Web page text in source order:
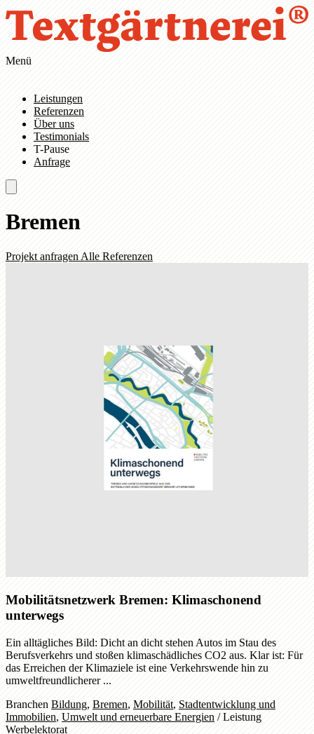
Zum Hauptinhalt springen
Zur Navigation springen
Menü
Leistungen
Referenzen
Über uns
Testimonials
T-Pause
Anfrage
Bremen
Projekt anfragenAlle Referenzen
Mobilitätsnetzwerk Bremen: Klimaschonend
unterwegs
Ein alltägliches Bild: Dicht an dicht stehen Autos im Stau des
Berufsverkehrs und stoßen klimaschädliches CO2 aus. Klar ist: Für
das Erreichen der Klimaziele ist eine Verkehrswende hin zu
umweltfreundlicherer ...
BranchenBildung,Bremen,Mobilität,Stadtentwicklung und
Immobilien,Umwelt und erneuerbare Energien/Leistung
Werbelektorat